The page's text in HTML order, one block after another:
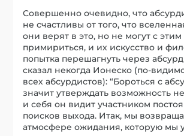
Совершенно очевидно, что
не счастливы от того, что
они верят в это, но не могут с этим
примириться, и их искусство и
попытка перешагнуть через
сказал некогда Ионеско (по-
всех абсурдистов): “Бороться с
значит утверждать возможность
и себя он видит участником
поисков выхода. Итак, мы
атмосфере ожидания, которую мы